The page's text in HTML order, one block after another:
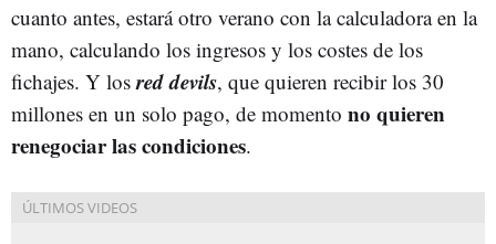
cuanto antes, estará otro verano con la calculadora en la
mano, calculando los ingresos y los costes de los
fichajes. Y los red devils, que quieren recibir los 30
millones en un solo pago, de momento no quieren
renegociar las condiciones.